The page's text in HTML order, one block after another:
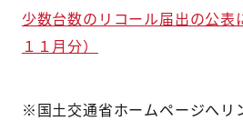
少数台数のリコール届出の公表
１１月分）
※国土交通省ホームページへリ